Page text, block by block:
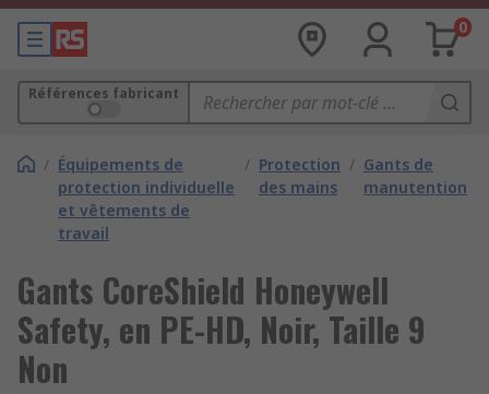
0
Références fabricant
/ Équipements de
protection individuelle
et vêtements de
travail
/ Protection
des mains
/ Gants de
manutention
Gants CoreShield Honeywell
Safety, en PE-HD, Noir, Taille 9
Non